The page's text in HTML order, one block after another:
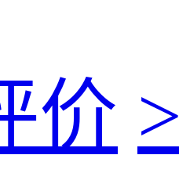
价 >